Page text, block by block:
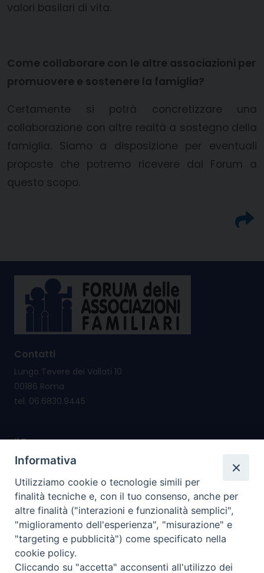
valori basilari di vita.
Come collaborare con le altre associazioni per
promuovere e sostenere la famiglia?
Certamente si potrà concretizzare una
collaborazione con altre realtà a sostegno della
famiglia. Siamo a disposizione per eventuali
proposte che potremo ricevere dal Forum a
questo scopo.
Contatti
Lungo Tevere dei Vallati 10
00186 Roma
tel. 06.6830.9445
Il Forum nasce per
promuovere e salvaguardare i valori e i diritti della
riconsegnare alla famiglia il diritto di cittadinanza
I nostri PROGETTI
I SERVIZI che offriamo
Informativa
Utilizziamo cookie o tecnologie simili per
finalità tecniche e, con il tuo consenso, anche per
altre finalità ("interazioni e funzionalità semplici",
"miglioramento dell'esperienza", "misurazione" e
"targeting e pubblicità") come specificato nella
cookie policy.
Cliccando su "accetta" acconsenti all'utilizzo dei